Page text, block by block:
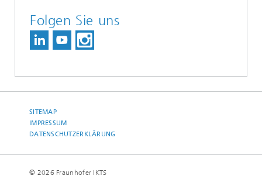
Folgen Sie uns
SITEMAP
IMPRESSUM
DATENSCHUTZERKLÄRUNG
© 2026 Fraunhofer IKTS